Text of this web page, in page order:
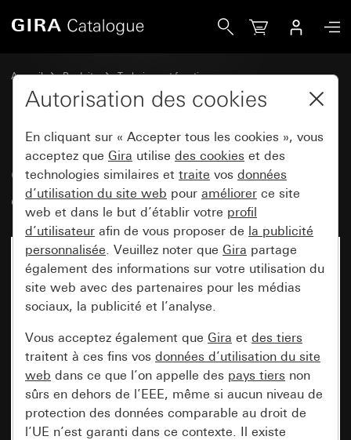
Accueil Produits
Technique et fonctions
Chauffage, ventilation, climatisation
Caches du thermostat d’ambiance
Cache pour le thermostat
d'ambiance System 55
Autorisation des cookies
En cliquant sur « Accepter tous les cookies », vous
acceptez que Gira utilise des cookies et des
technologies similaires et traite vos données
d’utilisation du site web pour améliorer ce site
web et dans le but d’établir votre profil
d’utilisateur afin de vous proposer de la publicité
personnalisée. Veuillez noter que Gira partage
également des informations sur votre utilisation du
site web avec des partenaires pour les médias
sociaux, la publicité et l’analyse.
Vous acceptez également que Gira et des tiers
traitent à ces fins vos données d’utilisation du site
web dans ce que l’on appelle des pays tiers non
sûrs en dehors de l’EEE, même si aucun niveau de
protection des données comparable au droit de
l’UE n’est garanti dans ce contexte. Il existe